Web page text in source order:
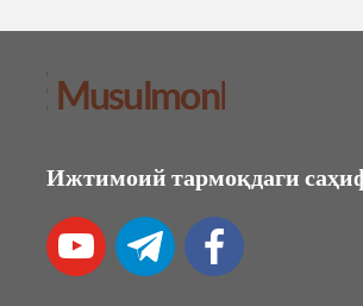
Ижтимоий тармоқдаги